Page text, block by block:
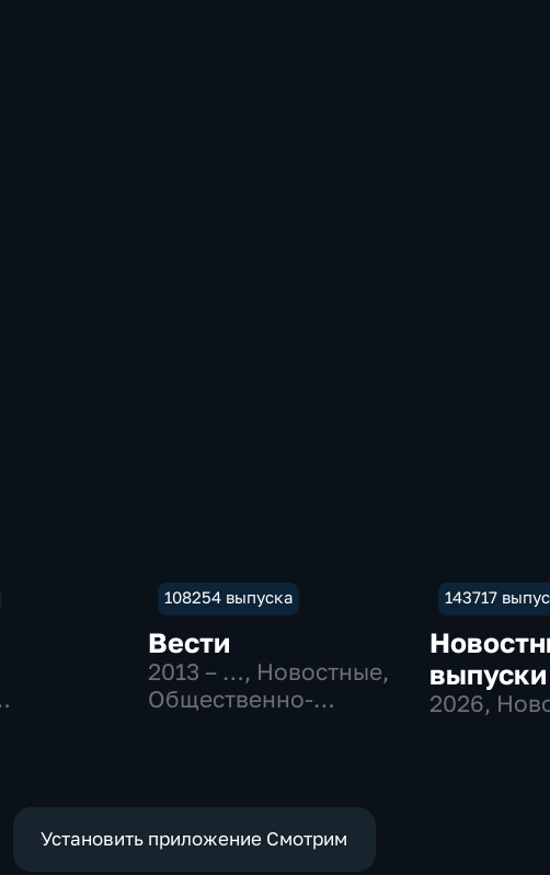
108254 выпуска
Вести
2013 – …, Новостные,
Общественно-
143717
выпуски
2026,
Установить приложение Смотрим